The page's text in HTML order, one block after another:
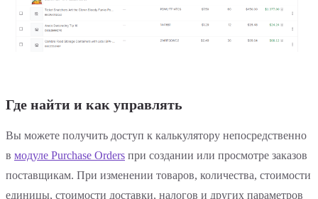
Где найти и как управлять
Вы можете получить доступ к калькулятору непосредственно
в модуле Purchase Orders при создании или просмотре заказов
поставщикам. При изменении товаров, количества, стоимости
единицы, стоимости доставки, налогов и других параметров